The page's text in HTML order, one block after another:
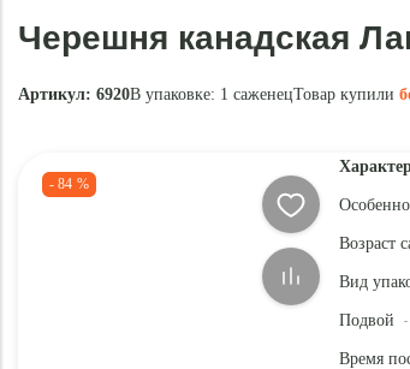
Черешня канадская
Артикул: 6920В упаковке: 1 саженецТовар купили
- 84 %
Возраст
Вид
Подвой
Время